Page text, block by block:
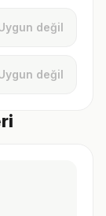
değil
değil